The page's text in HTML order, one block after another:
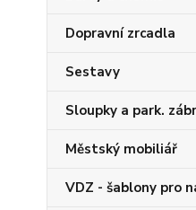
Dopravní zrcadla
Sestavy
Sloupky a park.
Městský mobiliář
VDZ - šablony pro